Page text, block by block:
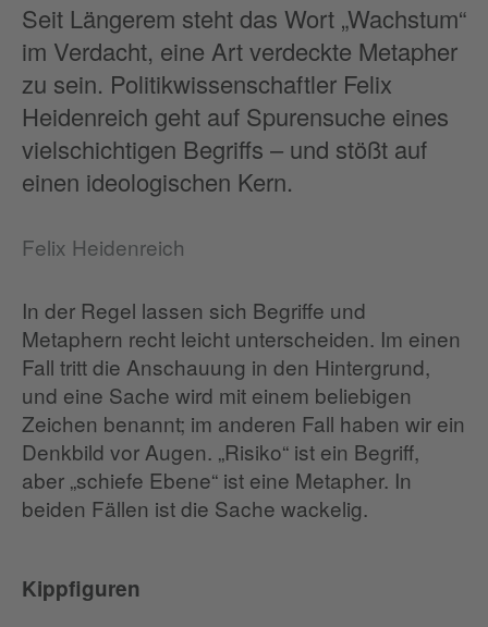
Seit Längerem steht das Wort „Wachstum“
im Verdacht, eine Art verdeckte Metapher
zu sein. Politikwissenschaftler Felix
Heidenreich geht auf Spurensuche eines
vielschichtigen Begriffs – und stößt auf
einen ideologischen Kern.
Felix Heidenreich
In der Regel lassen sich Begriffe und
Metaphern recht leicht unterscheiden. Im einen
Fall tritt die Anschauung in den Hintergrund,
und eine Sache wird mit einem beliebigen
Zeichen benannt; im anderen Fall haben wir ein
Denkbild vor Augen. „Risiko“ ist ein Begriff,
aber „schiefe Ebene“ ist eine Metapher. In
beiden Fällen ist die Sache wackelig.
Kippfiguren